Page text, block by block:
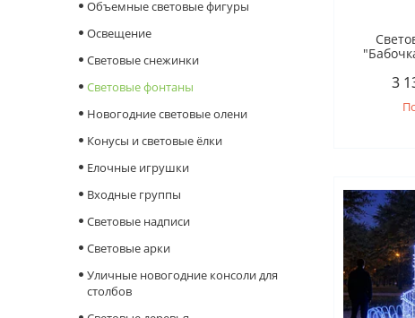
3
Объемные световые фигуры
Освещение
Cветовые снежинки
Световые фонтаны
Новогодние световые олени
Конусы и световые ёлки
Елочные игрушки
Входные группы
Световые надписи
Световые арки
Уличные новогодние консоли для
столбов